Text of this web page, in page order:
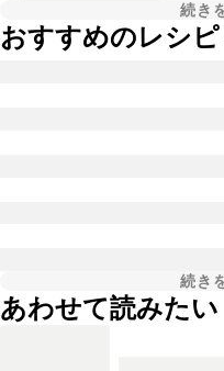
続き
おすすめのレシピ
続き
あわせて読みたい